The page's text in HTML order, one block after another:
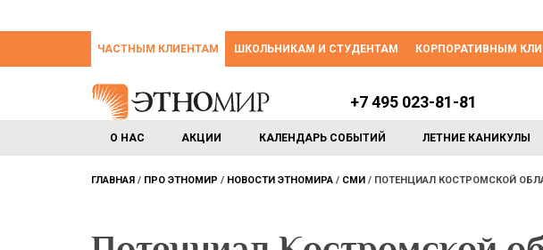
ЧАСТНЫМ КЛИЕНТАМ ШКОЛЬНИКАМ И СТУДЕНТАМ КОРПОРАТИВНЫМ
О НАС АКЦИИ КАЛЕНДАРЬ СОБЫТИЙ ЛЕТНИЕ КАНИКУЛЫ
+7 495 023-81-81
ГЛАВНАЯ ПРО ЭТНОМИР НОВОСТИ ЭТНОМИРА СМИ ПОТЕНЦИАЛ КОСТРОМСКОЙ